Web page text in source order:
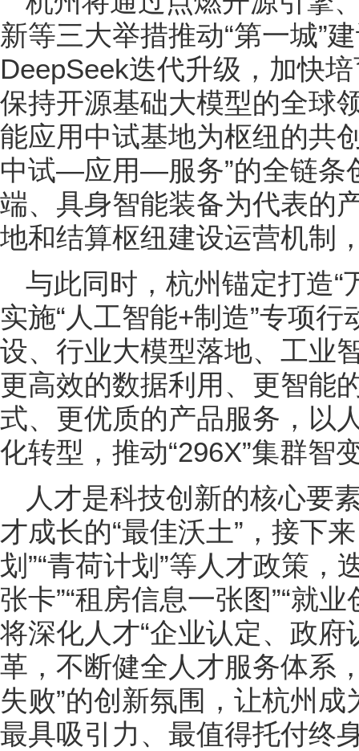
新等三大举措推动“第一城”
DeepSeek迭代升级，加快
保持开源基础大模型的全球
能应用中试基地为枢纽的
中试—应用—服务”的全链条
端、具身智能装备为代表的
地和结算枢纽建设运营机制
与此同时，杭州锚定打造“
实施“人工智能+制造”专项
设、行业大模型落地、工业
更高效的数据利用、更智能
式、更优质的产品服务，以
化转型，推动“296X”集群智
人才是科技创新的核心要
才成长的“最佳沃土”，接下
划”“青荷计划”等人才政策，
张卡”“租房信息一张图”“就
将深化人才“企业认定、政府
革，不断健全人才服务体系
失败”的创新氛围，让杭州
最具吸引力、最值得托付终